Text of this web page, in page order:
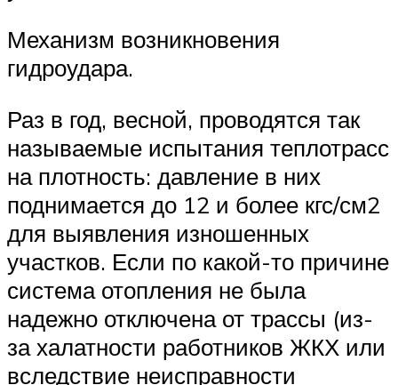
Механизм возникновения
гидроудара.
Раз в год, весной, проводятся так
называемые испытания теплотрасс
на плотность: давление в них
поднимается до 12 и более кгс/см2
для выявления изношенных
участков. Если по какой-то причине
система отопления не была
надежно отключена от трассы (из-
за халатности работников ЖКХ или
вследствие неисправности